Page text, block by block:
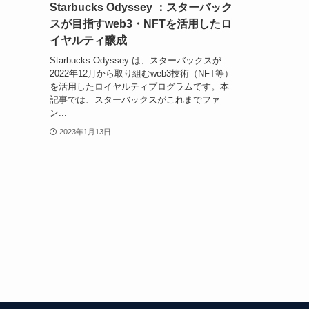
Starbucks Odyssey ：スターバック
スが目指すweb3・NFTを活用したロ
イヤルティ醸成
Starbucks Odyssey は、スターバックスが
2022年12月から取り組むweb3技術（NFT等）
を活用したロイヤルティプログラムです。本
記事では、スターバックスがこれまでファ
ン...
2023年1月13日